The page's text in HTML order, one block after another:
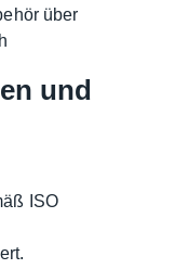
über
und
ISO